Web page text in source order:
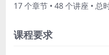
17 个章节 • 48 个讲座 • 总
课程要求